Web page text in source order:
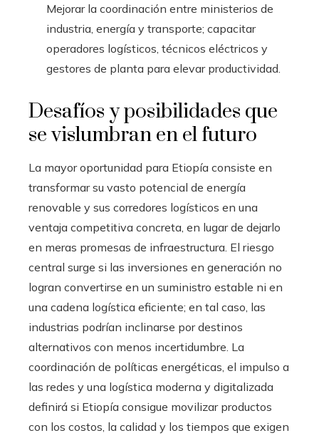
Mejorar la coordinación entre ministerios de
industria, energía y transporte; capacitar
operadores logísticos, técnicos eléctricos y
gestores de planta para elevar productividad.
Desafíos y posibilidades que
se vislumbran en el futuro
La mayor oportunidad para Etiopía consiste en
transformar su vasto potencial de energía
renovable y sus corredores logísticos en una
ventaja competitiva concreta, en lugar de dejarlo
en meras promesas de infraestructura. El riesgo
central surge si las inversiones en generación no
logran convertirse en un suministro estable ni en
una cadena logística eficiente; en tal caso, las
industrias podrían inclinarse por destinos
alternativos con menos incertidumbre. La
coordinación de políticas energéticas, el impulso a
las redes y una logística moderna y digitalizada
definirá si Etiopía consigue movilizar productos
con los costos, la calidad y los tiempos que exigen